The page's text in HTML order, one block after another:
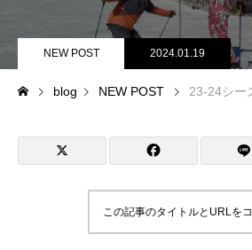
参加費のお支払い
各会場の集合場所
スキー場から選ぶ
鷲ヶ岳＆高鷲スノーパーク
NEW POST 2024.01.19
blog NEW POST 23-24シーズン平日
この記事のタイトルとURLを